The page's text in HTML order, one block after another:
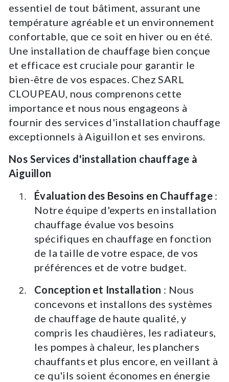
essentiel de tout bâtiment, assurant une
température agréable et un environnement
confortable, que ce soit en hiver ou en été.
Une installation de chauffage bien conçue
et efficace est cruciale pour garantir le
bien-être de vos espaces. Chez SARL
CLOUPEAU, nous comprenons cette
importance et nous nous engageons à
fournir des services d'installation chauffage
exceptionnels à Aiguillon et ses environs.
Nos Services d'installation chauffage à
Aiguillon
Évaluation des Besoins en Chauffage :
Notre équipe d'experts en installation
chauffage évalue vos besoins
spécifiques en chauffage en fonction
de la taille de votre espace, de vos
préférences et de votre budget.
Conception et Installation : Nous
concevons et installons des systèmes
de chauffage de haute qualité, y
compris les chaudières, les radiateurs,
les pompes à chaleur, les planchers
chauffants et plus encore, en veillant à
ce qu'ils soient économes en énergie